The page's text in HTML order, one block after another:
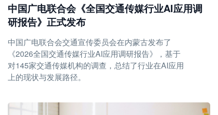
中国广电联合会《全国交通传媒行业AI应用调
研报告》正式发布
中国广电联合会交通宣传委员会在内蒙古发布了
《2026全国交通传媒行业AI应用调研报告》，基于
对145家交通传媒机构的调查，总结了行业在AI应用
上的现状与发展路径。